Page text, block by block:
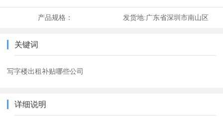
产品规格： 发货地:广东省深圳市南山区
关键词
写字楼出租补贴哪些公司
详细说明